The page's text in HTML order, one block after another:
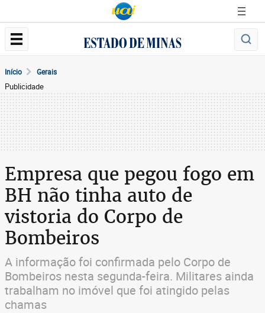
Início Gerais
Publicidade
Empresa que pegou fogo em
BH não tinha auto de
vistoria do Corpo de
Bombeiros
A informação foi confirmada pelo Corpo de
Bombeiros nesta segunda-feira. Militares ainda
trabalham no imóvel que foi atingido pelas
chamas